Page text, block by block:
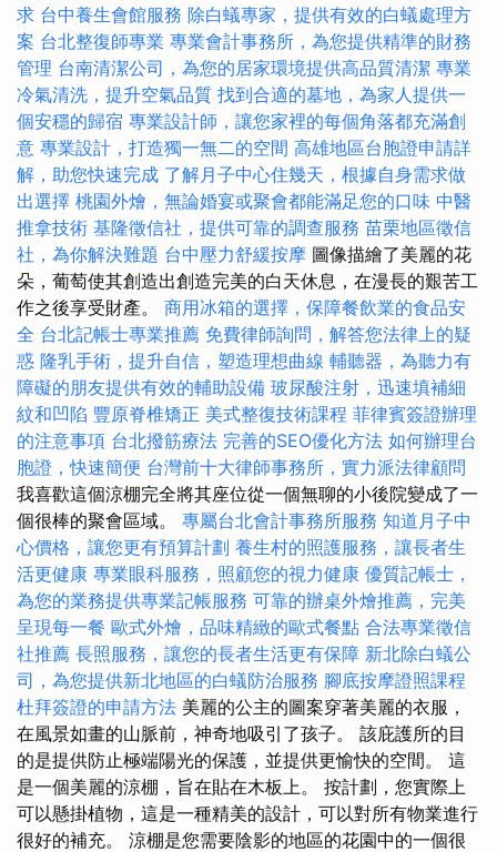
求 台中養生會館服務 除白蟻專家，提供有效的白蟻處理方
案 台北整復師專業 專業會計事務所，為您提供精準的財務
管理 台南清潔公司，為您的居家環境提供高品質清潔 專業
冷氣清洗，提升空氣品質 找到合適的墓地，為家人提供一
個安穩的歸宿 專業設計師，讓您家裡的每個角落都充滿創
意 專業設計，打造獨一無二的空間 高雄地區台胞證申請詳
解，助您快速完成 了解月子中心住幾天，根據自身需求做
出選擇 桃園外燴，無論婚宴或聚會都能滿足您的口味 中醫
推拿技術 基隆徵信社，提供可靠的調查服務 苗栗地區徵信
社，為你解決難題 台中壓力舒緩按摩 圖像描繪了美麗的花
朵，葡萄使其創造出創造完美的白天休息，在漫長的艱苦工
作之後享受財產。 商用冰箱的選擇，保障餐飲業的食品安
全 台北記帳士專業推薦 免費律師詢問，解答您法律上的疑
惑 隆乳手術，提升自信，塑造理想曲線 輔聽器，為聽力有
障礙的朋友提供有效的輔助設備 玻尿酸注射，迅速填補細
紋和凹陷 豐原脊椎矯正 美式整復技術課程 菲律賓簽證辦理
的注意事項 台北撥筋療法 完善的SEO優化方法 如何辦理台
胞證，快速簡便 台灣前十大律師事務所，實力派法律顧問
我喜歡這個涼棚完全將其座位從一個無聊的小後院變成了一
個很棒的聚會區域。 專屬台北會計事務所服務 知道月子中
心價格，讓您更有預算計劃 養生村的照護服務，讓長者生
活更健康 專業眼科服務，照顧您的視力健康 優質記帳士，
為您的業務提供專業記帳服務 可靠的辦桌外燴推薦，完美
呈現每一餐 歐式外燴，品味精緻的歐式餐點 合法專業徵信
社推薦 長照服務，讓您的長者生活更有保障 新北除白蟻公
司，為您提供新北地區的白蟻防治服務 腳底按摩證照課程
杜拜簽證的申請方法 美麗的公主的圖案穿著美麗的衣服，
在風景如畫的山脈前，神奇地吸引了孩子。 該庇護所的目
的是提供防止極端陽光的保護，並提供更愉快的空間。 這
是一個美麗的涼棚，旨在貼在木板上。 按計劃，您實際上
可以懸掛植物，這是一種精美的設計，可以對所有物業進行
很好的補充。 涼棚是您需要陰影的地區的花園中的一個很